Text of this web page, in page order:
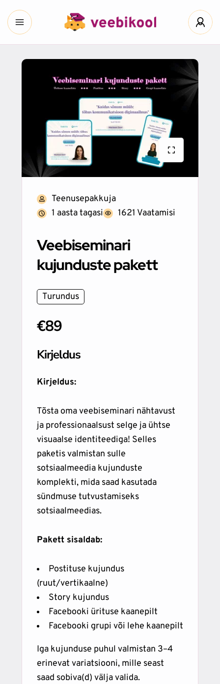
Teenusepakkuja
1 aasta tagasi
1621 Vaatamisi
Veebiseminari
kujunduste pakett
Turundus
€89
Kirjeldus
Kirjeldus:
Tõsta oma veebiseminari nähtavust
ja professionaalsust selge ja ühtse
visuaalse identiteediga! Selles
paketis valmistan sulle
sotsiaalmeedia kujunduste
komplekti, mida saad kasutada
sündmuse tutvustamiseks
sotsiaalmeedias.
Pakett sisaldab:
Postituse kujundus
(ruut/vertikaalne)
Story kujundus
Facebooki ürituse kaanepilt
Facebooki grupi või lehe kaanepilt
Iga kujunduse puhul valmistan 3–4
erinevat variatsiooni, mille seast
saad sobiva(d) välja valida.